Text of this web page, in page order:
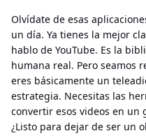
Olvídate de esas
un día. Ya tienes la mejor
hablo de YouTube. Es la
humana real. Pero seamos
eres básicamente un
estrategia. Necesitas las
convertir esos videos en un
¿Listo para dejar de ser un